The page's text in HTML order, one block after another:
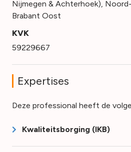
Nijmegen & Achterhoek), Noord-
Brabant Oost
KVK
59229667
Expertises
Deze professional heeft de
Kwaliteitsborging (IKB)